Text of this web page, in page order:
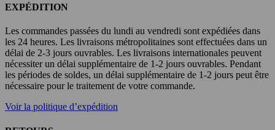
EXPÉDITION
Les commandes passées du lundi au vendredi sont expédiées dans
les 24 heures. Les livraisons métropolitaines sont effectuées dans un
délai de 2-3 jours ouvrables. Les livraisons internationales peuvent
nécessiter un délai supplémentaire de 1-2 jours ouvrables. Pendant
les périodes de soldes, un délai supplémentaire de 1-2 jours peut être
nécessaire pour le traitement de votre commande.
Voir la politique d’expédition